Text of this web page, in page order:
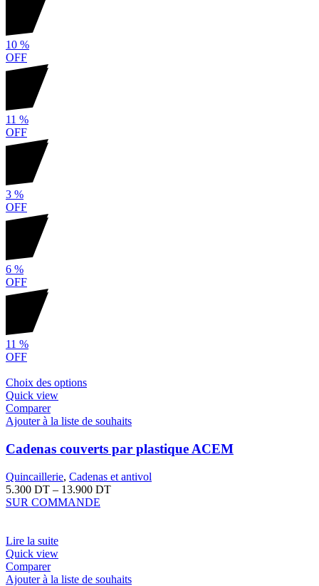
10 %
OFF
11 %
OFF
3 %
OFF
6 %
OFF
11 %
OFF
Choix des options
Quick view
Comparer
Ajouter à la liste de souhaits
Cadenas couverts par plastique ACEM
Quincaillerie, Cadenas et antivol
5.300 DT – 13.900 DT
SUR COMMANDE
Lire la suite
Quick view
Comparer
Ajouter à la liste de souhaits